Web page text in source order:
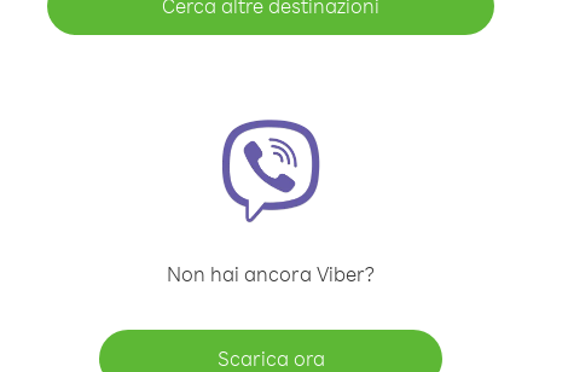
Cerca altre destinazioni
Non hai ancora Viber?
Scarica ora